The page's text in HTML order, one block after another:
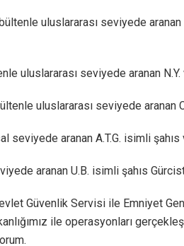
uluslararası seviyede aranan
uluslararası seviyede aranan
uluslararası seviyede aranan
seviyede aranan A.T.G. isimli şahıs
aranan U.B. isimli şahıs
Güvenlik Servisi ile Emniyet
ile operasyonları